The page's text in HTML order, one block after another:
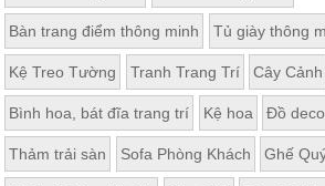
Bàn trang điểm thông minh Tủ giày thông
Kệ Treo Tường Tranh Trang Trí Cây Cảnh
Bình hoa, bát đĩa trang trí Kệ hoa Đồ
Thảm trải sàn Sofa Phòng Khách Ghế